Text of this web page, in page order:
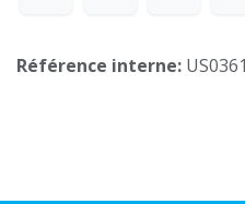
Référence interne: US0361